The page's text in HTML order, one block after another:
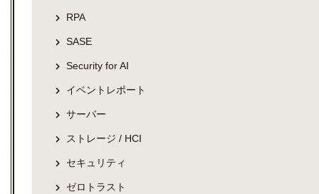
RPA
SASE
Security for AI
イベントレポート
サーバー
ストレージ / HCI
セキュリティ
ゼロトラスト